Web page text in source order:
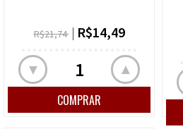
R$21,74 R$14,49
▲
▼